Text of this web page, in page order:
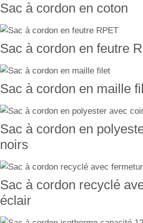
Sac à cordon en coton
Sac à cordon en feutre
Sac à cordon en maille
Sac à cordon en
noirs
Sac à cordon recyclé
éclair